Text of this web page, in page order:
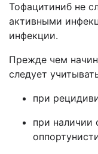
Тофацитиниб не
активными
инфекции.
Прежде чем
следует
при
при наличии